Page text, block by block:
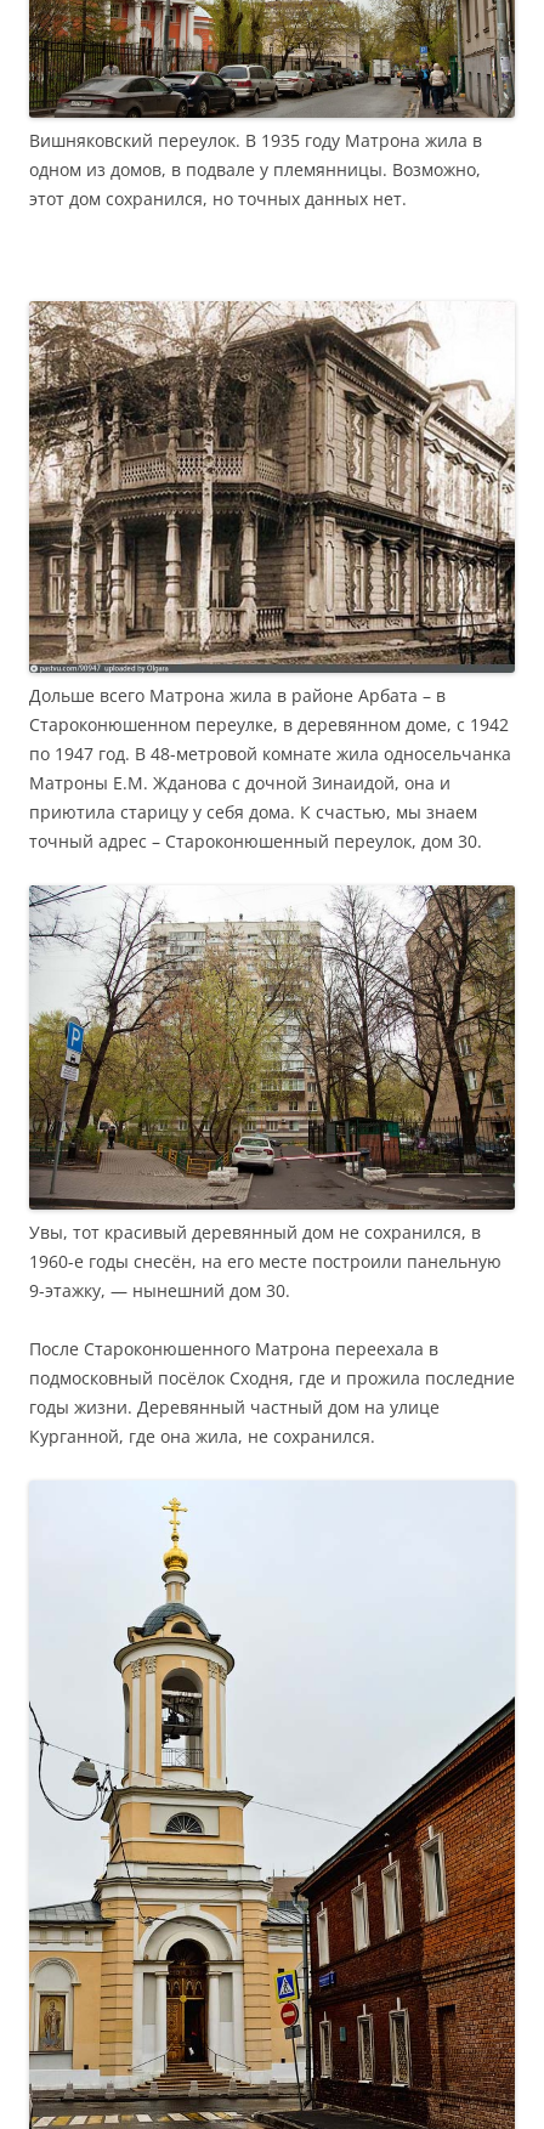
Вишняковский переулок. В 1935 году Матрона жила в
одном из домов, в подвале у племянницы. Возможно,
этот дом сохранился, но точных данных нет.
Дольше всего Матрона жила в районе Арбата – в
Староконюшенном переулке, в деревянном доме, с 1942
по 1947 год. В 48-метровой комнате жила односельчанка
Матроны Е.М. Жданова с дочной Зинаидой, она и
приютила старицу у себя дома. К счастью, мы знаем
точный адрес – Староконюшенный переулок, дом 30.
Увы, тот красивый деревянный дом не сохранился, в
1960-е годы снесён, на его месте построили панельную
9-этажку, — нынешний дом 30.
После Староконюшенного Матрона переехала в
подмосковный посёлок Сходня, где и прожила последние
годы жизни. Деревянный частный дом на улице
Курганной, где она жила, не сохранился.